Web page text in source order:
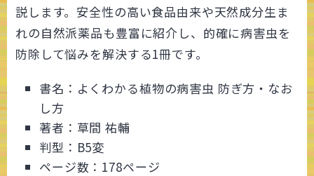
説します。安全性の高い食品由来や天然成分生ま
れの自然派薬品も豊富に紹介し、的確に病害虫を
防除して悩みを解決する1冊です。
書名：よくわかる植物の病害虫 防ぎ方・なお
し方
著者：草間 祐輔
判型：B5変
ページ数：178ページ